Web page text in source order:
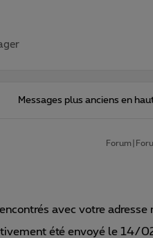
Messages plus anciens en
avec votre adresse
été envoyé le 14/